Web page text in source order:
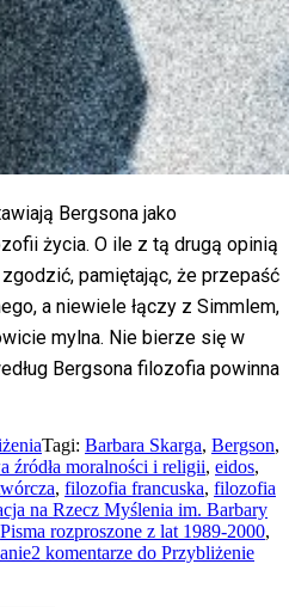
Bergsona jako
życia. O ile z tą drugą opinią
pamiętając, że przepaść
a niewiele łączy z Simmlem,
mylna. Nie bierze się w
Bergsona filozofia powinna
Tagi: Barbara Skarga, Bergson,
źródła moralności i religii, eidos,
, filozofia francuska, filozofia
na Rzecz Myślenia im. Barbary
Pisma rozproszone z lat 1989-2000,
2 komentarze do Przybliżenie